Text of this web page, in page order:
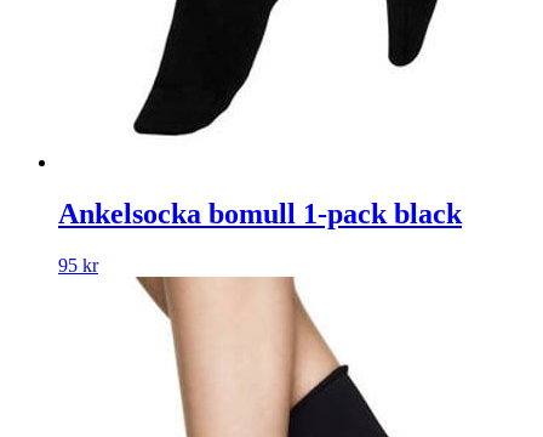
Ankelsocka bomull 1-pack black
95 kr